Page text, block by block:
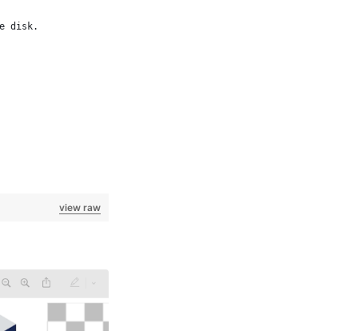
disk.
view raw